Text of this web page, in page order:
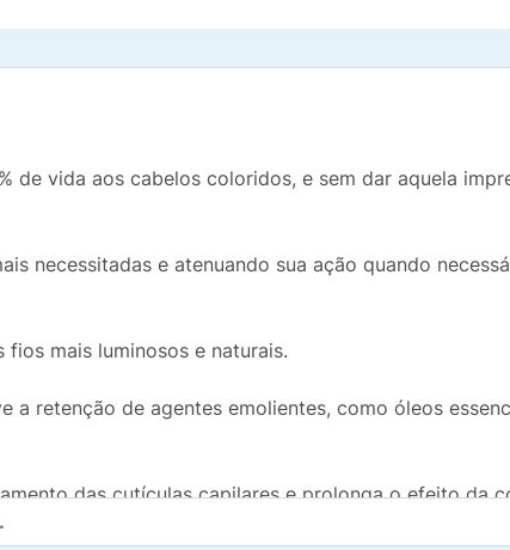
vida aos cabelos coloridos, e sem dar aquela
necessitadas e atenuando sua ação quando
mais luminosos e naturais.
a retenção de agentes emolientes, como óleos
das cutículas capilares e prolonga o efeito da